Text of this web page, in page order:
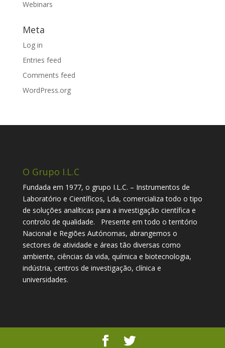
Webinars
Meta
Log in
Entries feed
Comments feed
WordPress.org
O Grupo I.L.C
Fundada em 1977, o grupo I.L.C. – Instrumentos de
Laboratório e Científicos, Lda, comercializa todo o tipo
de soluções analíticas para a investigação científica e
controlo de qualidade. Presente em todo o território
Nacional e Regiões Autónomas, abrangemos o
sectores de atividade e áreas tão diversas como
ambiente, ciências da vida, química e biotecnologia,
indústria, centros de investigação, clínica e
universidades.